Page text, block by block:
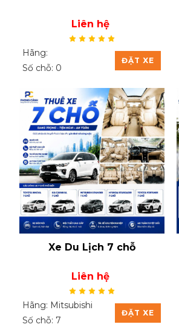
Liên hệ
Hãng:
Số chỗ: 0
ĐẶT XE
Xe Du Lịch 7 chỗ
Liên hệ
Hãng: Mitsubishi
Số chỗ: 7
ĐẶT XE